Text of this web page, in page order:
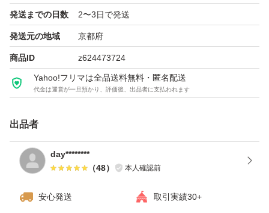
発送までの日数 2〜3日で発送
発送元の地域 京都府
商品ID z624473724
Yahoo!フリマは全品送料無料・匿名配送
代金は運営が一旦預かり、評価後、出品者に支払われます
出品者
day********
（48） 本人確認前
安心発送 取引実績30+